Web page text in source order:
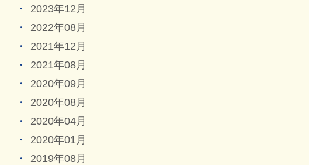
2023年12月
2022年08月
2021年12月
2021年08月
2020年09月
2020年08月
2020年04月
2020年01月
2019年08月